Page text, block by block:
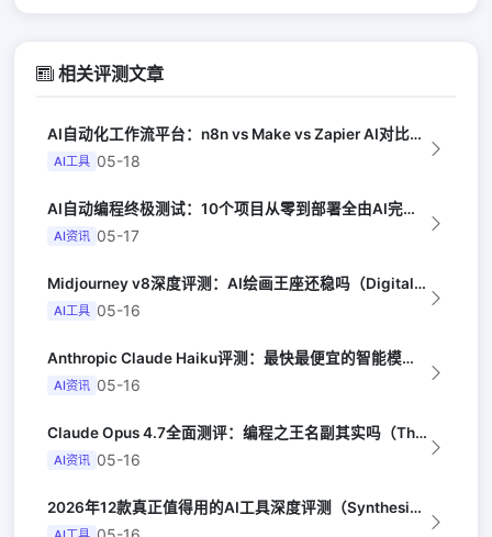
相关评测文章
AI自动化工作流平台：n8n vs Make vs Zapier AI对比（Au...
AI工具 05-18
AI自动编程终极测试：10个项目从零到部署全由AI完成（Y Combinator...
AI资讯 05-17
Midjourney v8深度评测：AI绘画王座还稳吗（Digital Arts...
AI工具 05-16
Anthropic Claude Haiku评测：最快最便宜的智能模型（Late...
AI资讯 05-16
Claude Opus 4.7全面测评：编程之王名副其实吗（The Verge）
AI资讯 05-16
2026年12款真正值得用的AI工具深度评测（Synthesia评选）